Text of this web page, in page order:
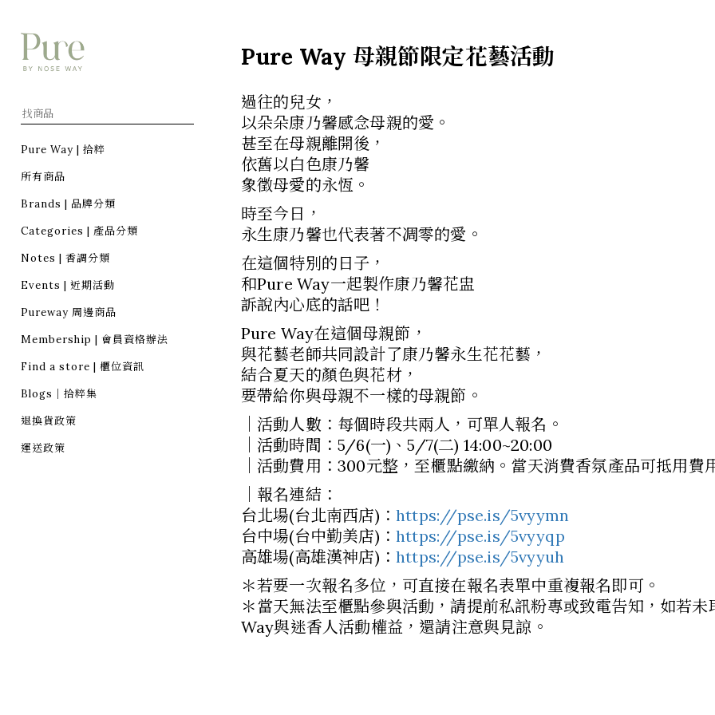
Pure Way | 拾粹
所有商品
Brands | 品牌分類
Categories | 產品分類
Notes | 香調分類
Events | 近期活動
Pureway 周邊商品
Membership | 會員資格辦法
Find a store | 櫃位資訊
Blogs｜拾粹集
退換貨政策
運送政策
Pure Way 母親節限定花藝活動
過往的兒女，
以朵朵康乃馨感念母親的愛。
甚至在母親離開後，
依舊以白色康乃馨
象徵母愛的永恆。
時至今日，
永生康乃馨也代表著不凋零的愛。
在這個特別的日子，
和Pure Way一起製作康乃馨花盅
訴說內心底的話吧！
Pure Way在這個母親節，
與花藝老師共同設計了康乃馨永生花花藝，
結合夏天的顏色與花材，
要帶給你與母親不一樣的母親節。
｜活動人數：每個時段共兩人，可單人報名。
｜活動時間：5/6(一)、5/7(二) 14:00~20:00
｜活動費用：300元整，至櫃點繳納。當天消費香氛產品可抵用費
｜報名連結：
台北場(台北南西店)：https://pse.is/5vyymn
台中場(台中勤美店)：https://pse.is/5vyyqp
高雄場(高雄漢神店)：https://pse.is/5vyyuh
＊若要一次報名多位，可直接在報名表單中重複報名即可。
＊當天無法至櫃點參與活動，請提前私訊粉專或致電告知，如若
Way與迷香人活動權益，還請注意與見諒。